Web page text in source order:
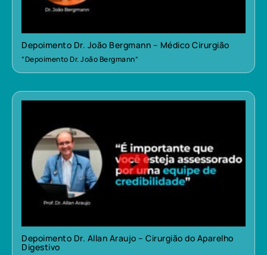
Depoimento Dr. João Bergmann – Médico Cirurgião
“Depoimento Dr. João Bergmann”
Depoimento Dr. Allan Araujo – Cirurgião do Aparelho
Digestivo